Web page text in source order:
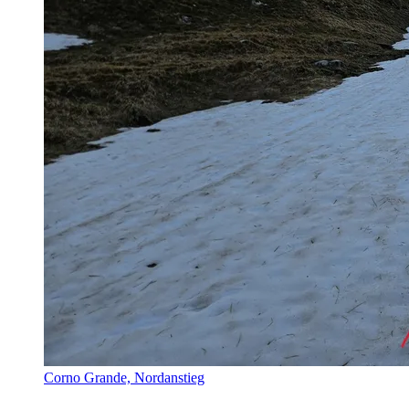
Corno Grande, Nordanstieg